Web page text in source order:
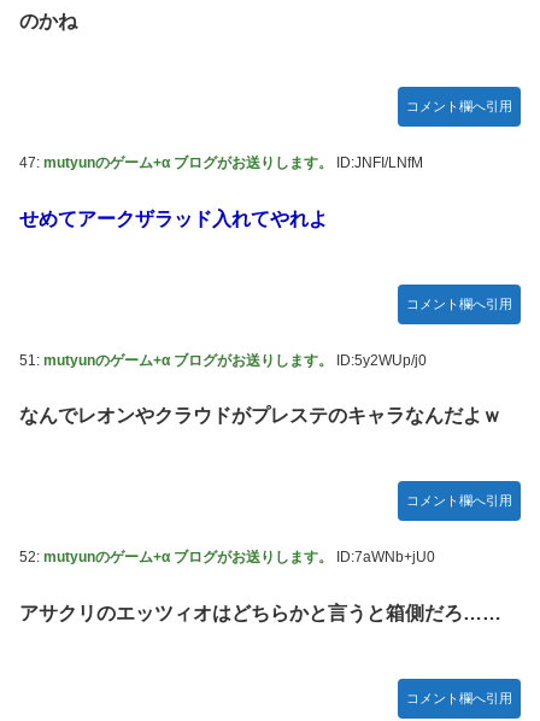
のかね
コメント欄へ引用
47: mutyunのゲーム+α ブログがお送りします。 ID:JNFI/LNfM
せめてアークザラッド入れてやれよ
コメント欄へ引用
51: mutyunのゲーム+α ブログがお送りします。 ID:5y2WUp/j0
なんでレオンやクラウドがプレステのキャラなんだよｗ
コメント欄へ引用
52: mutyunのゲーム+α ブログがお送りします。 ID:7aWNb+jU0
アサクリのエッツィオはどちらかと言うと箱側だろ……
コメント欄へ引用